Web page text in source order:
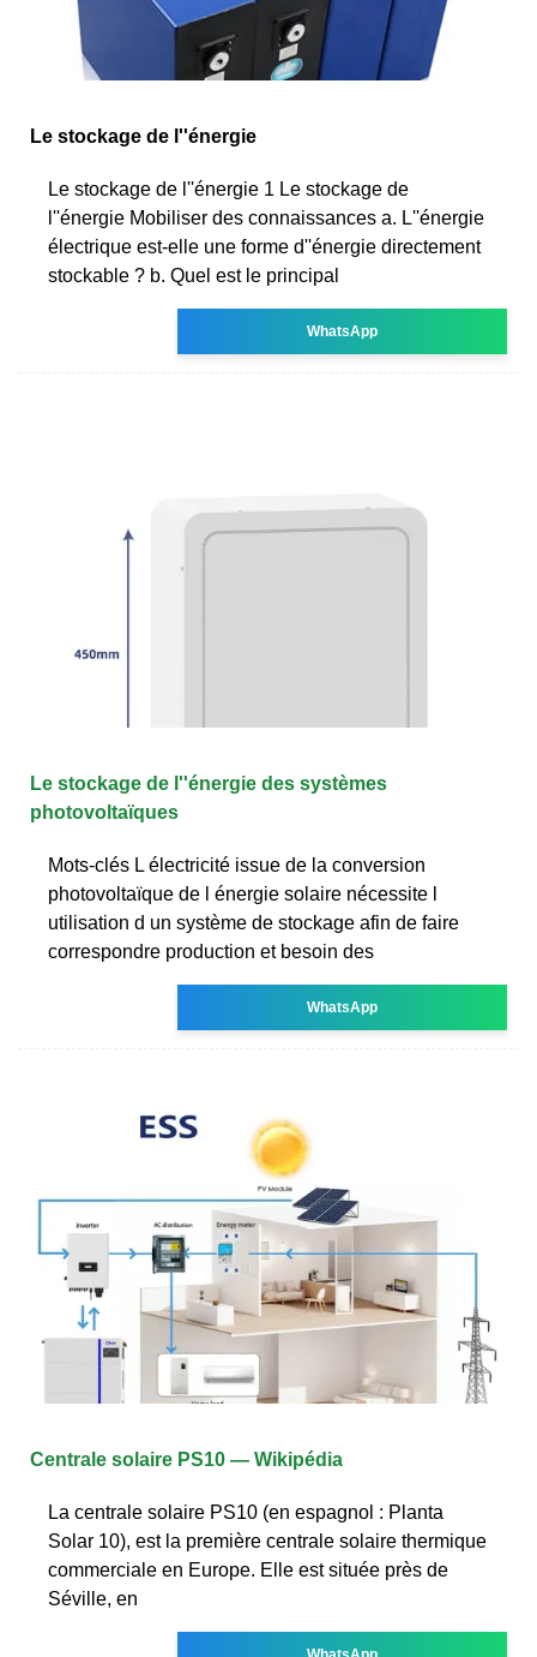
Le stockage de l''énergie
Le stockage de l''énergie 1 Le stockage de
l''énergie Mobiliser des connaissances a. L''énergie
électrique est-elle une forme d''énergie directement
stockable ? b. Quel est le principal
WhatsApp
Le stockage de l''énergie des systèmes
photovoltaïques
Mots-clés L électricité issue de la conversion
photovoltaïque de l énergie solaire nécessite l
utilisation d un système de stockage afin de faire
correspondre production et besoin des
WhatsApp
Centrale solaire PS10 — Wikipédia
La centrale solaire PS10 (en espagnol : Planta
Solar 10), est la première centrale solaire thermique
commerciale en Europe. Elle est située près de
Séville, en